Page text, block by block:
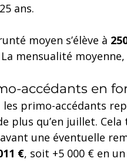
ans.
moyen s’élève à
La mensualité
accédants en
les primo-accédants
plus qu’en juillet.
une éventuelle
€, soit +5 000 € en